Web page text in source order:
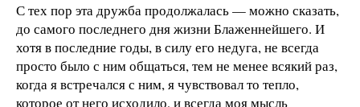
С тех пор эта дружба продолжалась — можно сказать,
до самого последнего дня жизни Блаженнейшего. И
хотя в последние годы, в силу его недуга, не всегда
просто было с ним общаться, тем не менее всякий раз,
когда я встречался с ним, я чувствовал то тепло,
которое от него исходило, и всегда моя мысль